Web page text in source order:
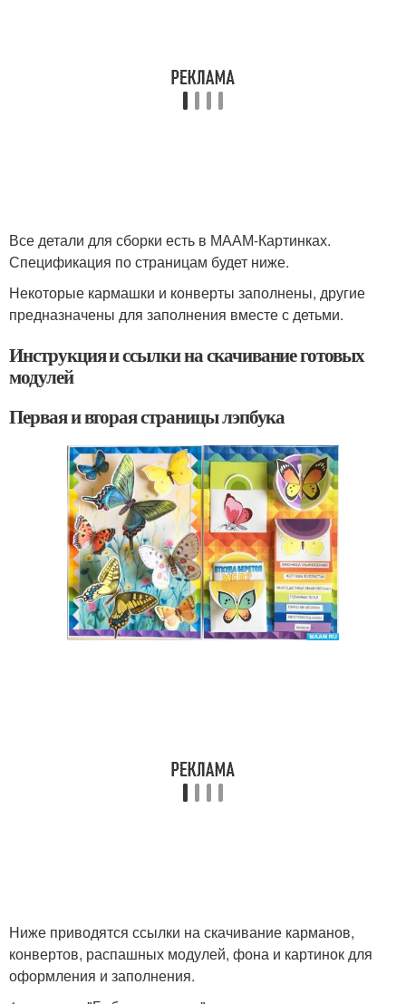
Все детали для сборки есть в МААМ-Картинках.
Спецификация по страницам будет ниже.
Некоторые кармашки и конверты заполнены, другие
предназначены для заполнения вместе с детьми.
Инструкция и ссылки на скачивание готовых
модулей
Первая и вторая страницы лэпбука
Ниже приводятся ссылки на скачивание карманов,
конвертов, распашных модулей, фона и картинок для
оформления и заполнения.